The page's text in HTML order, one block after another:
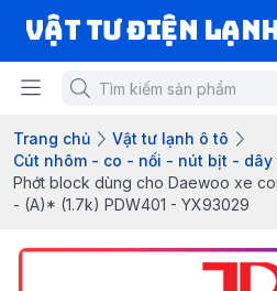
VẬT TƯ ĐIỆN
Trang chủ
Vật tư lạnh ô tô
Cút nhôm - co - nối - nút bịt -
Phớt block dùng cho Daewoo xe
- (A)* (1.7k) PDW401 - YX93029